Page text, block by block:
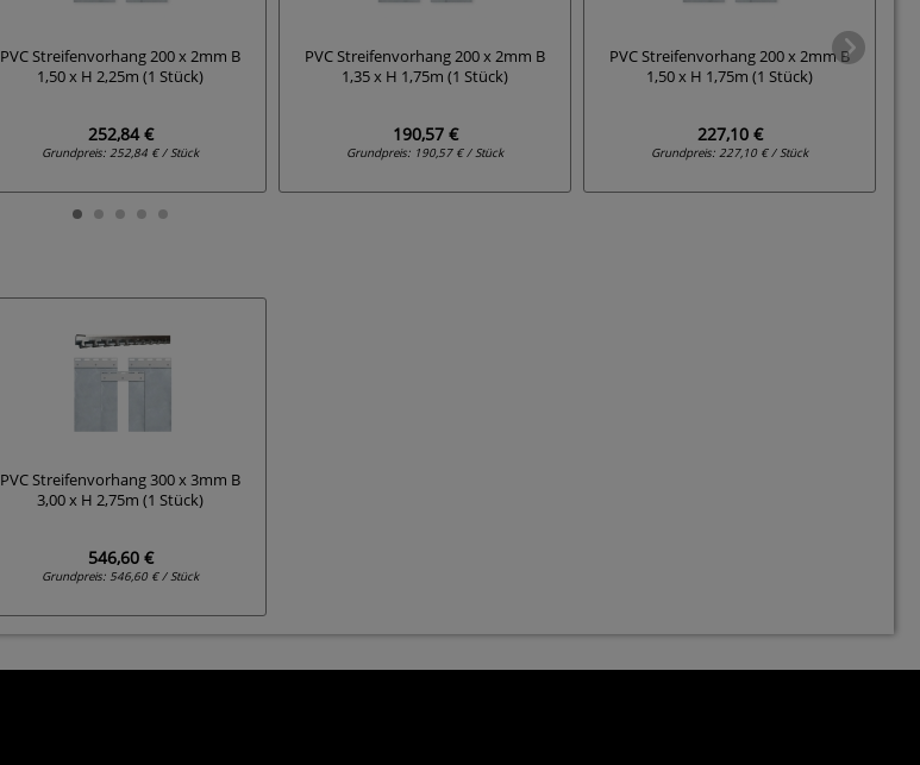
PVC Streifenvorhang 200 x 2mm B
1,50 x H 2,25m (1 Stück)
252,84 €
Grundpreis: 252,84 € / Stück
PVC Streifenvorhang 200 x 2mm B
1,35 x H 1,75m (1 Stück)
190,57 €
Grundpreis: 190,57 € / Stück
PVC Streifenvorhang 200 x 2mm B
1,50 x H 1,75m (1 Stück)
227,10 €
Grundpreis: 227,10 € / Stück
PVC Streifenvorhang 300 x 3mm B
3,00 x H 2,75m (1 Stück)
546,60 €
Grundpreis: 546,60 € / Stück